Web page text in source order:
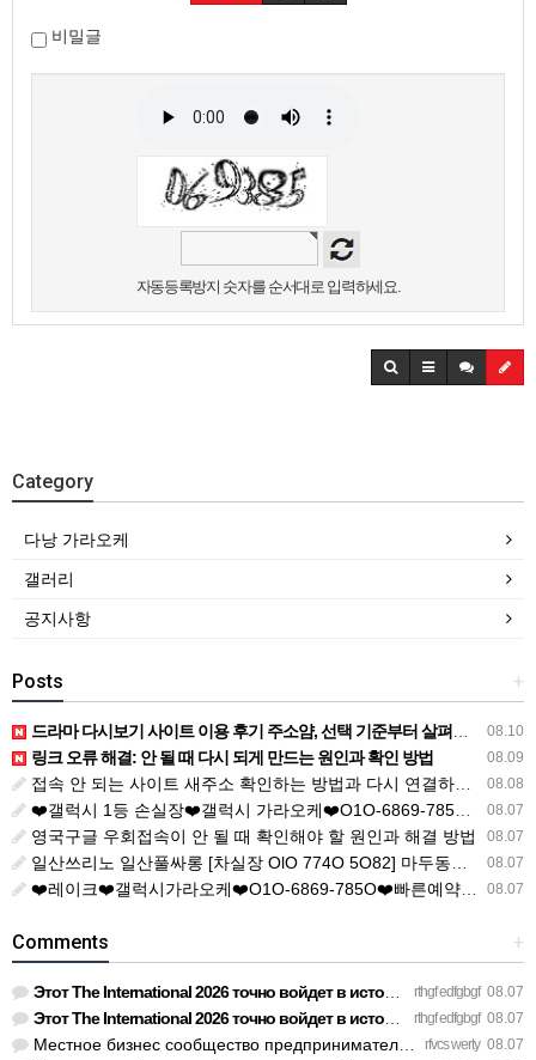
비밀글
자동등록방지 숫자를 순서대로 입력하세요.
Category
다낭 가라오케
갤러리
공지사항
+
Posts
08.10
드라마 다시보기 사이트 이용 후기 주소얌, 선택 기준부터 살펴보기
08.09
링크 오류 해결: 안 될 때 다시 되게 만드는 원인과 확인 방법
08.08
접속 안 되는 사이트 새주소 확인하는 방법과 다시 연결하는 순서
08.07
❤️갤럭시 1등 손실장❤️갤럭시 가라오케❤️O1O-6869-785O❤️❤️ ｜ ❤️010-6869-7850❤️ ｜ ❤️soo588❤️ ｜ ❤️soo588❤ ｜ https://galaxykaraoke01.clickn.co.kr/pages/place
08.07
영국구글 우회접속이 안 될 때 확인해야 할 원인과 해결 방법
08.07
일산쓰리노 일산풀싸롱 [차실장 OlO 774O 5O82] 마두동쓰리노 주엽동쓰리노 이용 전 꼭 살펴볼 Q&A 모음 일산셔츠룸 일산룸싸롱 일산풀싸롱 일산3NO 일산유흥 화정동쓰리노 행신동쓰리노 대화동쓰??
08.07
❤️레이크❤️갤럭시가라오케❤️O1O-6869-785O❤️빠른예약❤️ ｜ ❤️010-6869-7850❤️텔레 soo588❤️깨깨오톡 soo588❤️ ｜ https://galaxykaraoke01.clickn.co.kr/main ｜ https://blog.naver.com/galaxykaraoke-/2243704
+
Comments
rthgf edfgbgf 08.07
Этот The International 2026 точно войдет в историю киберспор…
rthgf edfgbgf 08.07
Этот The International 2026 точно войдет в историю киберспор…
rfvcs werty 08.07
Местное бизнес сообщество предпринимателей в Санкт-Петербург…